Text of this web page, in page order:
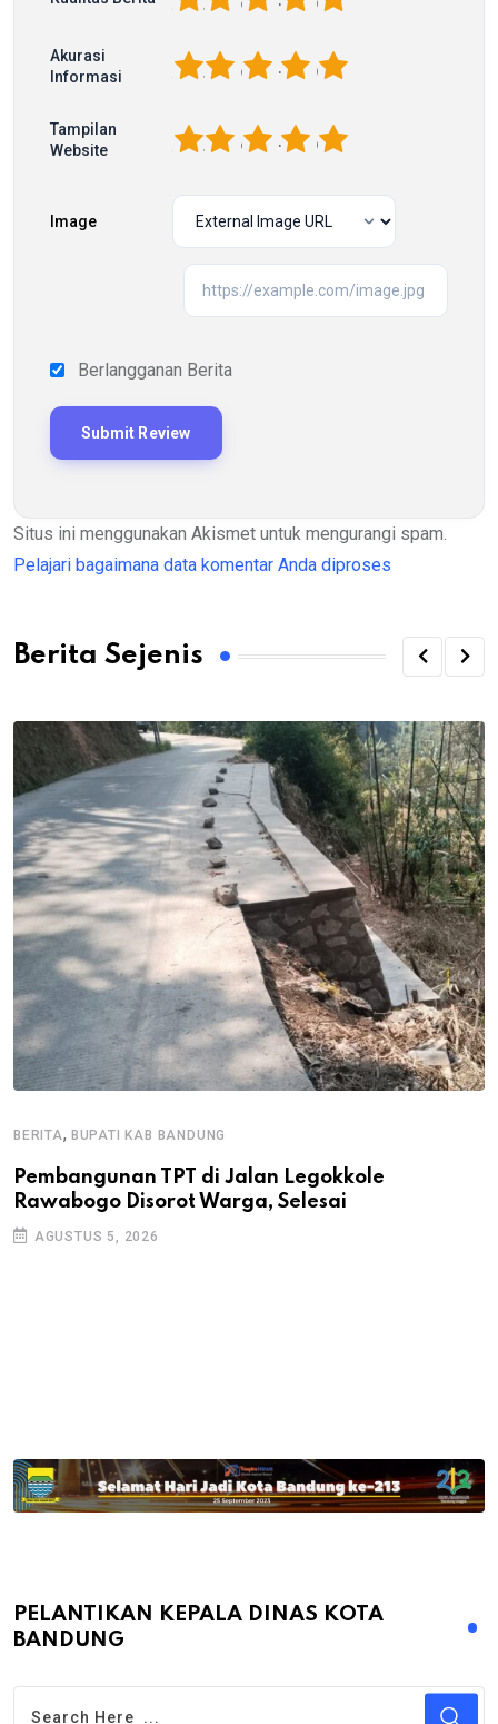
Akurasi
Informasi
5
4
3
2
Tampilan
Website
5
4
3
2
Image
Berlangganan Berita
Situs ini menggunakan Akismet untuk mengurangi spam.
Pelajari bagaimana data komentar Anda diproses
Berita Sejenis
BERITA, BUPATI KAB BANDUNG
Pembangunan TPT di Jalan Legokkole
Rawabogo Disorot Warga, Selesai
AGUSTUS 5, 2026
PELANTIKAN KEPALA DINAS KOTA
BANDUNG